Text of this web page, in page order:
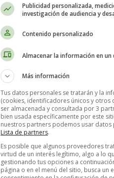
Publicidad personalizada,
investigación de audiencia y
Contenido personalizado
Almacenar la información en
Más información
Tus datos personales se tratarán y la
(cookies, identificadores únicos y
ser almacenada y consultada por 3
bien usada específicamente por este
nuestros partners podemos usar datos
Lista de partners.
Es posible que algunos proveedores
virtud de un interés legítimo, algo a lo
gestionando tus opciones a
página o en el menú del sitio, busca un